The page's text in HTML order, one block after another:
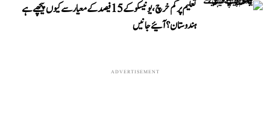
تعلیم پر کم خرچ، یونیسکو کے 15 فیصد کے معیار سے کیوں پیچھے ہے
ہندوستان؟ آئیے جانیں
ADVERTISEMENT